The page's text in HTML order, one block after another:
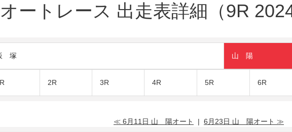
ートレース 出走表詳細（9R
塚 山 陽
2R 3R 4R 5R 6R
≪ 6月11日 山 陽オート | 6月23日 山 陽オート ≫